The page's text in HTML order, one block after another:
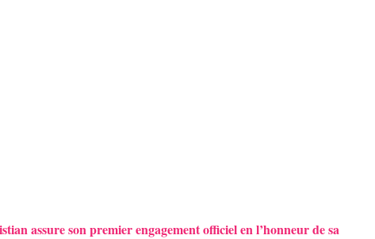
assure son premier engagement officiel en l’honneur de sa